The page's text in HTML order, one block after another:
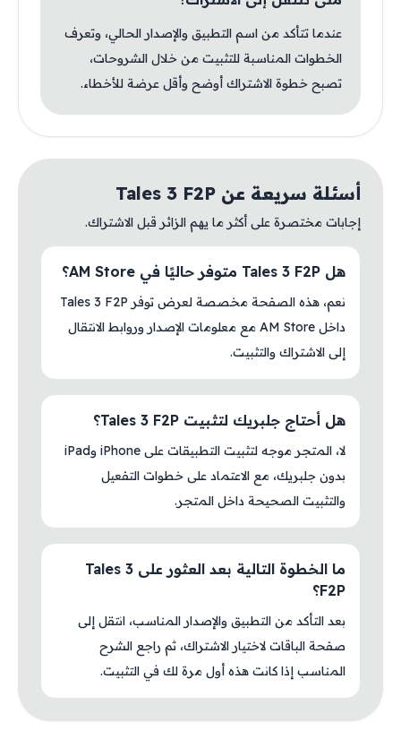
عندما تتأكد من اسم التطبيق والإصدار الحالي، وتعرف
الخطوات المناسبة للتثبيت من خلال الشروحات،
تصبح خطوة الاشتراك أوضح وأقل عرضة للأخطاء.
أسئلة سريعة عن Tales 3 F2P
إجابات مختصرة على أكثر ما يهم الزائر قبل الاشتراك.
هل Tales 3 F2P متوفر حاليًا في AM Store؟
نعم، هذه الصفحة مخصصة لعرض توفر Tales 3 F2P
داخل AM Store مع معلومات الإصدار وروابط الانتقال
إلى الاشتراك والتثبيت.
هل أحتاج جلبريك لتثبيت Tales 3 F2P؟
لا، المتجر موجه لتثبيت التطبيقات على iPhone وiPad
بدون جلبريك، مع الاعتماد على خطوات التفعيل
والتثبيت الصحيحة داخل المتجر.
ما الخطوة التالية بعد العثور على Tales 3
F2P؟
بعد التأكد من التطبيق والإصدار المناسب، انتقل إلى
صفحة الباقات لاختيار الاشتراك، ثم راجع الشرح
المناسب إذا كانت هذه أول مرة لك في التثبيت.